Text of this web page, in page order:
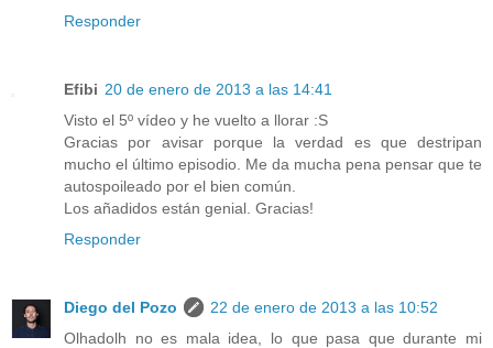
Responder
Efibi 20 de enero de 2013 a las 14:41
Visto el 5º vídeo y he vuelto a llorar :S
Gracias por avisar porque la verdad es que destripan
mucho el último episodio. Me da mucha pena pensar que te
autospoileado por el bien común.
Los añadidos están genial. Gracias!
Responder
Diego del Pozo
22 de enero de 2013 a las 10:52
Olhadolh no es mala idea, lo que pasa que durante mi